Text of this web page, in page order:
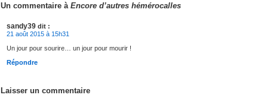
Un commentaire à Encore d’autres hémérocalles
sandy39 dit :
21 août 2015 à 15h31
Un jour pour sourire… un jour pour mourir !
Répondre
Laisser un commentaire